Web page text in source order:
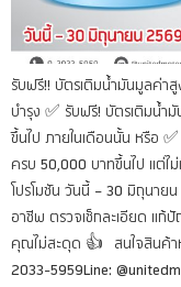
รับฟรี!! บัตรเติมน้ำมันมูลค่า
บำรุง ✅ รับฟรี! บัตรเติมน้ำ
ขึ้นไป ภายในเดือนนั้น หรือ
ครบ 50,000 บาทขึ้นไป แต่ไ
โปรโมชัน วันนี้ – 30 มิถุนาย
อาชีพ ตรวจเช็กละเอียด แก้
คุณไม่สะดุด 👍 สนใจสินค้าห
2033-5959Line: